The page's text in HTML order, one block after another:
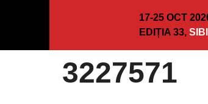
17-25 OCT
EDIȚIA 33,
3227571